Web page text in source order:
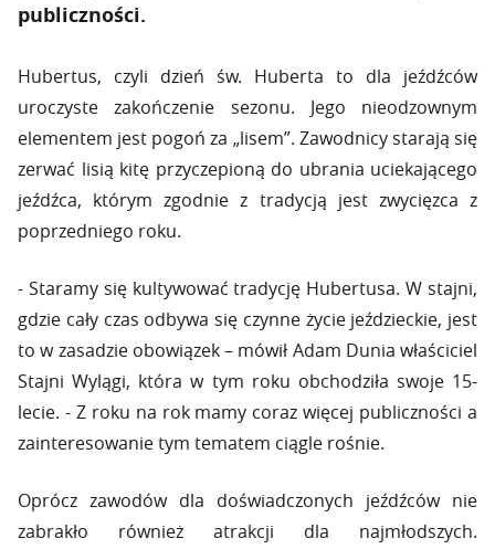
publiczności.
Hubertus, czyli dzień św. Huberta to dla jeźdźców
uroczyste zakończenie sezonu. Jego nieodzownym
elementem jest pogoń za „lisem”. Zawodnicy starają się
zerwać lisią kitę przyczepioną do ubrania uciekającego
jeźdźca, którym zgodnie z tradycją jest zwycięzca z
poprzedniego roku.
- Staramy się kultywować tradycję Hubertusa. W stajni,
gdzie cały czas odbywa się czynne życie jeździeckie, jest
to w zasadzie obowiązek – mówił Adam Dunia właściciel
Stajni Wylągi, która w tym roku obchodziła swoje 15-
lecie. - Z roku na rok mamy coraz więcej publiczności a
zainteresowanie tym tematem ciągle rośnie.
Oprócz zawodów dla doświadczonych jeźdźców nie
zabrakło również atrakcji dla najmłodszych.